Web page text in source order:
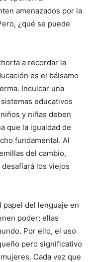
amenazados por la
¿qué se puede
a recordar la
es el bálsamo
Inculcar una
educativos
y niñas deben
que la igualdad de
fundamental. Al
del cambio,
los viejos
papel del lenguaje en
poder; ellas
Por ello, el uso
pero significativo
Cada vez que